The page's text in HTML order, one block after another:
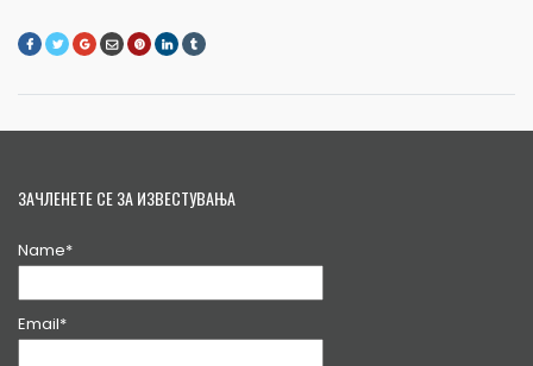
ЗАЧЛЕНЕТЕ СЕ ЗА ИЗВЕСТУВАЊА
Name*
Email*